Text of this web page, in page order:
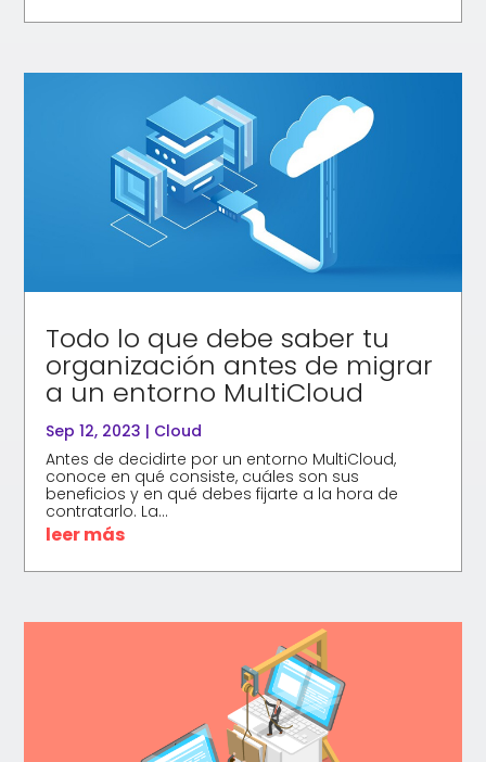
Todo lo que debe saber tu
organización antes de migrar
a un entorno MultiCloud
Sep 12, 2023 | Cloud
Antes de decidirte por un entorno MultiCloud,
conoce en qué consiste, cuáles son sus
beneficios y en qué debes fijarte a la hora de
contratarlo. La...
leer más